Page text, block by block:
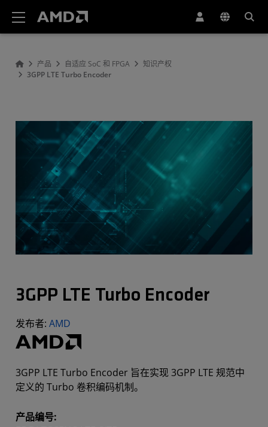
产品 自适应 SoC 和 FPGA
知识产权
3GPP LTE Turbo Encoder
3GPP LTE Turbo Encoder
发布者: AMD
3GPP LTE Turbo Encoder 旨在实现 3GPP LTE 规范中
定义的 Turbo 卷积编码机制。
产品编号: